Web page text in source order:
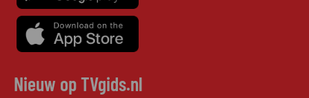
Nieuw op TVgids.nl